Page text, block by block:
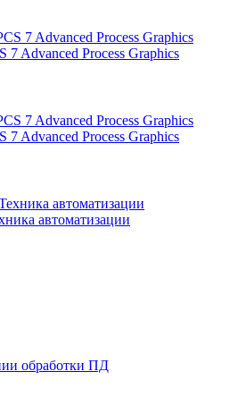
Advanced Process Graphics
Advanced Process Graphics
автоматизации
обработки ПД